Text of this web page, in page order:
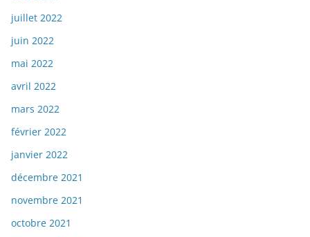
juillet 2022
juin 2022
mai 2022
avril 2022
mars 2022
février 2022
janvier 2022
décembre 2021
novembre 2021
octobre 2021